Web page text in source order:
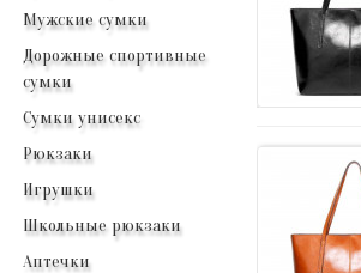
Мужские сумки
Дорожные спортивные
сумки
Сумки унисекс
Рюкзаки
Игрушки
Школьные рюкзаки
Аптечки